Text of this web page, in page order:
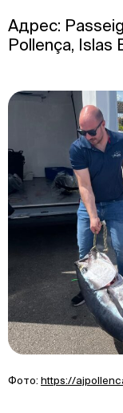
Адрес:
Pollença, Islas
Фото: https://